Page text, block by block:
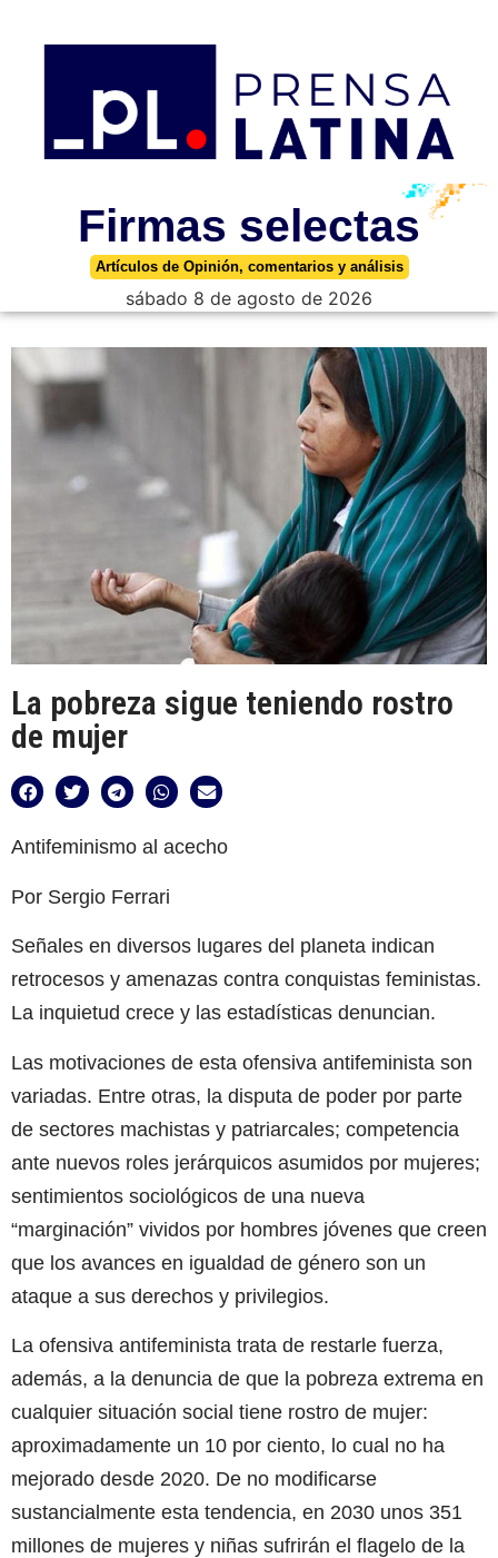
Firmas selectas
Artículos de Opinión, comentarios y análisis
sábado 8 de agosto de 2026
La pobreza sigue teniendo rostro
de mujer
Antifeminismo al acecho
Por Sergio Ferrari
Señales en diversos lugares del planeta indican
retrocesos y amenazas contra conquistas feministas.
La inquietud crece y las estadísticas denuncian.
Las motivaciones de esta ofensiva antifeminista son
variadas. Entre otras, la disputa de poder por parte
de sectores machistas y patriarcales; competencia
ante nuevos roles jerárquicos asumidos por mujeres;
sentimientos sociológicos de una nueva
“marginación” vividos por hombres jóvenes que creen
que los avances en igualdad de género son un
ataque a sus derechos y privilegios.
La ofensiva antifeminista trata de restarle fuerza,
además, a la denuncia de que la pobreza extrema en
cualquier situación social tiene rostro de mujer:
aproximadamente un 10 por ciento, lo cual no ha
mejorado desde 2020. De no modificarse
sustancialmente esta tendencia, en 2030 unos 351
millones de mujeres y niñas sufrirán el flagelo de la